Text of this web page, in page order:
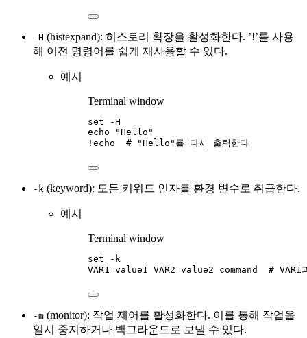
-H (histexpand): 히스토리 확장을 활성화한다. ’!’를 사용
해 이전 명령어를 쉽게 재사용할 수 있다.
예시
Terminal window
set
-H
echo
"Hello "
! echo # "Hello"를 다시 출력한다
-k (keyword): 모든 키워드 인자를 환경 변수로 취급한다.
예시
Terminal window
set
-k
VAR1 =value1 VAR2=value2 command # VAR1
-m (monitor): 작업 제어를 활성화한다. 이를 통해 작업을
일시 중지하거나 백그라운드로 보낼 수 있다.